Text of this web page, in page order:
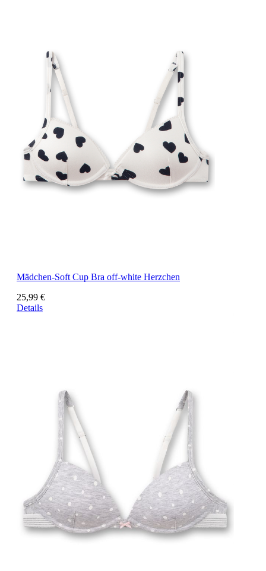
Mädchen-Soft Cup Bra off-white Herzchen
25,99 €
Details